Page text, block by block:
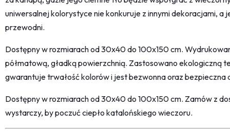
uniwersalnej kolorystyce nie konkuruje z innymi dekoracjami,
przewodni.
Dostępny w rozmiarach od 30x40 do 100x150 cm.
półmatową, gładką powierzchnią. Zastosowano ekologiczną
gwarantuje trwałość kolorów i jest bezwonna oraz bezpieczna
Dostępny w rozmiarach od 30x40 do 100x150 cm. Zamów z
wystarczy, by poczuć ciepło katalońskiego wieczoru.